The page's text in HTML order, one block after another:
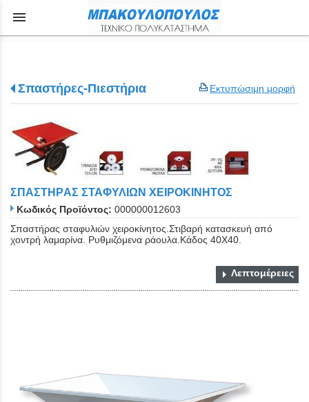
menu
Εκτυπώσιμη μορφή
Σπαστήρες-Πιεστήρια
ΣΠΑΣΤΗΡAΣ ΣΤΑΦΥΛΙΩΝ ΧΕΙΡΟΚΙΝΗΤΟΣ
Κωδικός Προϊόντος: 000000012603
Σπαστήρας σταφυλιών χειροκίνητος.Στιβαρή κατασκευή από
χοντρή λαμαρίνα. Ρυθμιζόμενα ράουλα.Κάδος 40Χ40.
Λεπτομέρειες